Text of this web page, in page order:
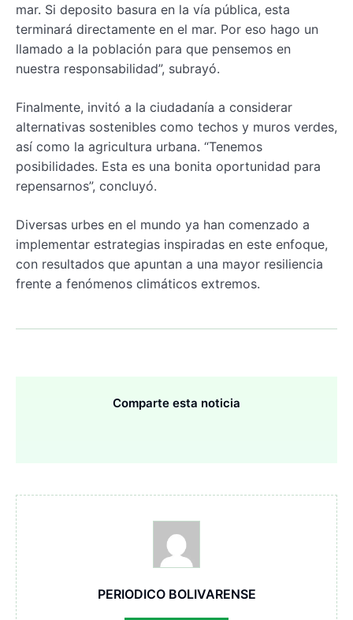
mar. Si deposito basura en la vía pública, esta
terminará directamente en el mar. Por eso hago un
llamado a la población para que pensemos en
nuestra responsabilidad”, subrayó.
Finalmente, invitó a la ciudadanía a considerar
alternativas sostenibles como techos y muros verdes,
así como la agricultura urbana. “Tenemos
posibilidades. Esta es una bonita oportunidad para
repensarnos”, concluyó.
Diversas urbes en el mundo ya han comenzado a
implementar estrategias inspiradas en este enfoque,
con resultados que apuntan a una mayor resiliencia
frente a fenómenos climáticos extremos.
Comparte esta noticia
PERIODICO BOLIVARENSE